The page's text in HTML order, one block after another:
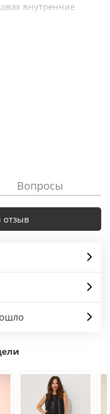
внутренние
Вопросы
отзыв